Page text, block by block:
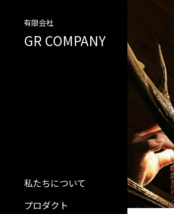
有限会社
GR COMPANY
私たちについて
プロダクト